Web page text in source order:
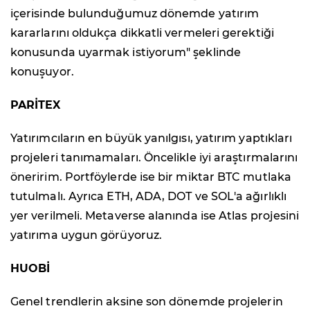
içerisinde bulunduğumuz dönemde yatırım
kararlarını oldukça dikkatli vermeleri gerektiği
konusunda uyarmak istiyorum" şeklinde
konuşuyor.
PARİTEX
Yatırımcıların en büyük yanılgısı, yatırım yaptıkları
projeleri tanımamaları. Öncelikle iyi araştırmalarını
öneririm. Portföylerde ise bir miktar BTC mutlaka
tutulmalı. Ayrıca ETH, ADA, DOT ve SOL'a ağırlıklı
yer verilmeli. Metaverse alanında ise Atlas projesini
yatırıma uygun görüyoruz.
HUOBİ
Genel trendlerin aksine son dönemde projelerin